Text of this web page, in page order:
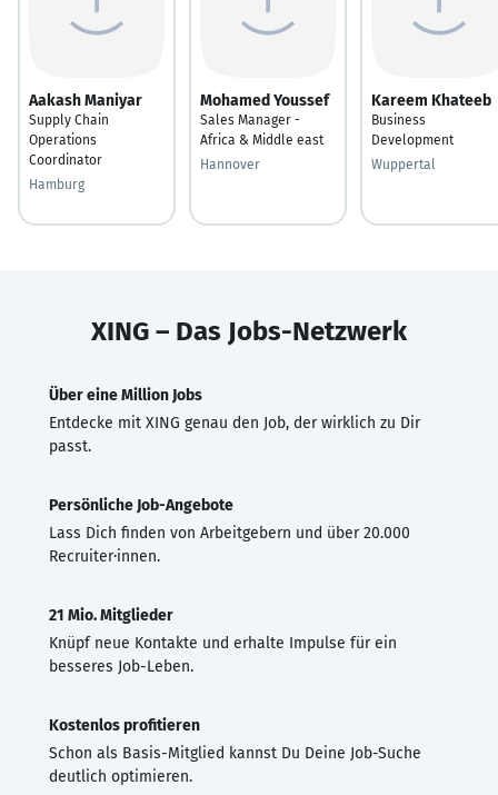
Aakash Maniyar
Supply Chain
Operations
Coordinator
Hamburg
Mohamed Youssef
Sales Manager -
Africa & Middle east
Hannover
Kareem Khateeb
Business
Development
Wuppertal
XING – Das Jobs-Netzwerk
Über eine Million Jobs
Entdecke mit XING genau den Job, der wirklich zu Dir
passt.
Persönliche Job-Angebote
Lass Dich finden von Arbeitgebern und über 20.000
Recruiter·innen.
21 Mio. Mitglieder
Knüpf neue Kontakte und erhalte Impulse für ein
besseres Job-Leben.
Kostenlos profitieren
Schon als Basis-Mitglied kannst Du Deine Job-Suche
deutlich optimieren.